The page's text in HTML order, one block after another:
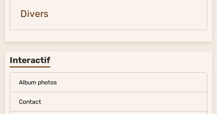
Divers
Interactif
Album photos
Contact